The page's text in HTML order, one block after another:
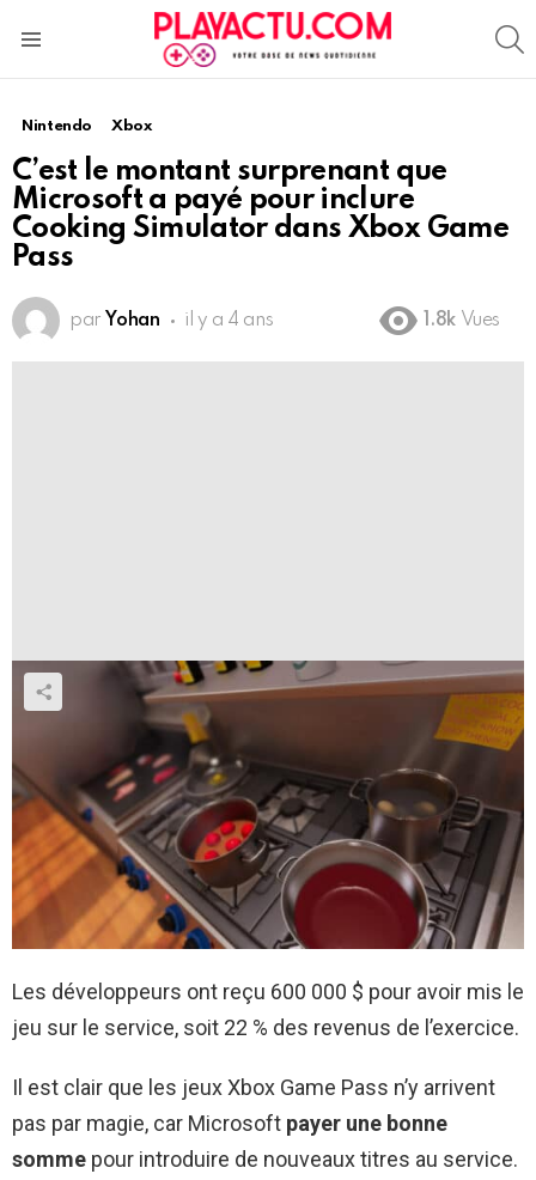
Nintendo Xbox
C’est le montant surprenant que
Microsoft a payé pour inclure
Cooking Simulator dans Xbox Game
Pass
par Yohan il y a 4 ans 1.8k Vues
Les développeurs ont reçu 600 000 $ pour avoir mis le
jeu sur le service, soit 22 % des revenus de l’exercice.
Il est clair que les jeux Xbox Game Pass n’y arrivent
pas par magie, car Microsoft payer une bonne
somme pour introduire de nouveaux titres au service.